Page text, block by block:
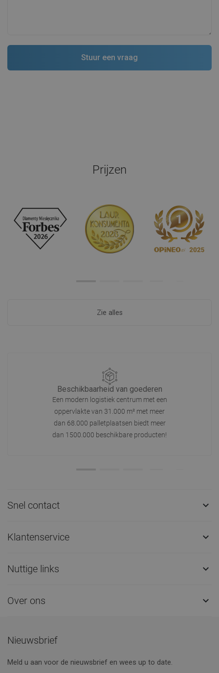
Prijzen
Zie alles
Beschikbaarheid van goederen
Een modern logistiek centrum met een
oppervlakte van 31.000 m² met meer
dan 68.000 palletplaatsen biedt meer
dan 1500.000 beschikbare producten!
Snel contact 
Klantenservice 
Nuttige links 
Over ons 
Nieuwsbrief
Meld u aan voor de nieuwsbrief en wees up to date.